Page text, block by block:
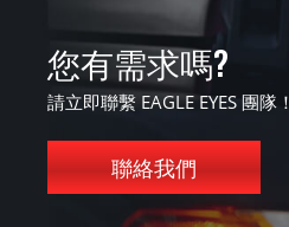
您有需求嗎?
請立即聯繫 EAGLE EYES 團隊！
聯絡我們